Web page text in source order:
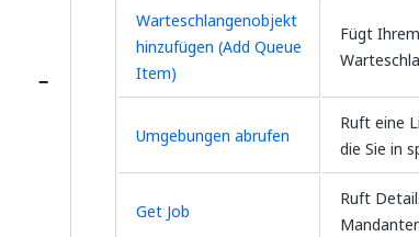
Warteschlangenobjekt
hinzufügen (Add Queue
Item)
Fügt
Umgebungen abrufen
Ruft eine
die Sie in
Get Job
Ruft